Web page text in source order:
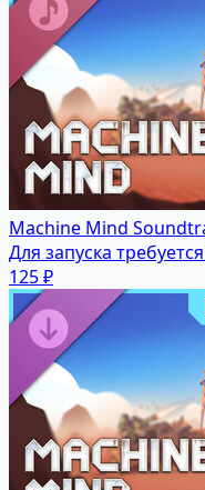
Machine Mind
Для запуска
125 ₽